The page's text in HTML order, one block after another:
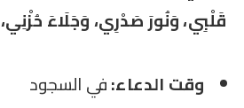
قَلْبِي، وَنُورَ صَدْرِي، وَجَلَاءَ
وقت الدعاء:في السجود